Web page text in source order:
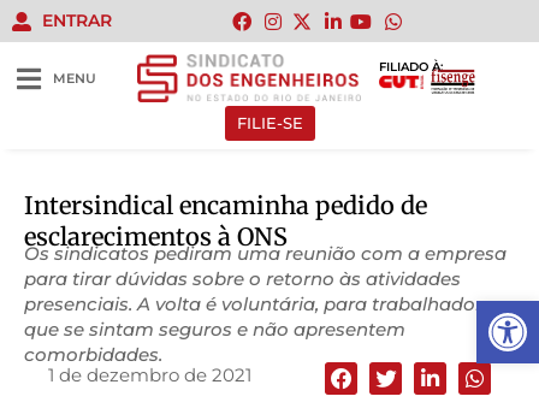
Abrir
ENTRAR
MENU
FILIADO À:
FILIE-SE
Intersindical encaminha pedido de
esclarecimentos à ONS
Os sindicatos pediram uma reunião com a empresa
para tirar dúvidas sobre o retorno às atividades
presenciais. A volta é voluntária, para trabalhadores
que se sintam seguros e não apresentem
comorbidades.
1 de dezembro de 2021